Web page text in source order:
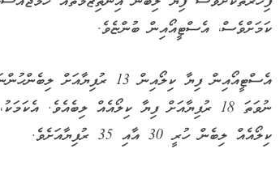
ކަމަށްވެސް، އެސްޓީއޯއިން ބުންޏެވެ.
ނުވަތަ 18 ރުފިޔާއަށް ފިޔާ ކިލޯއެއް ލިބެއެވެ.
ކިލޯއެއް ލިބެން ހުރީ 30 އާއި 35 ރުފިޔާއަށެވެ.